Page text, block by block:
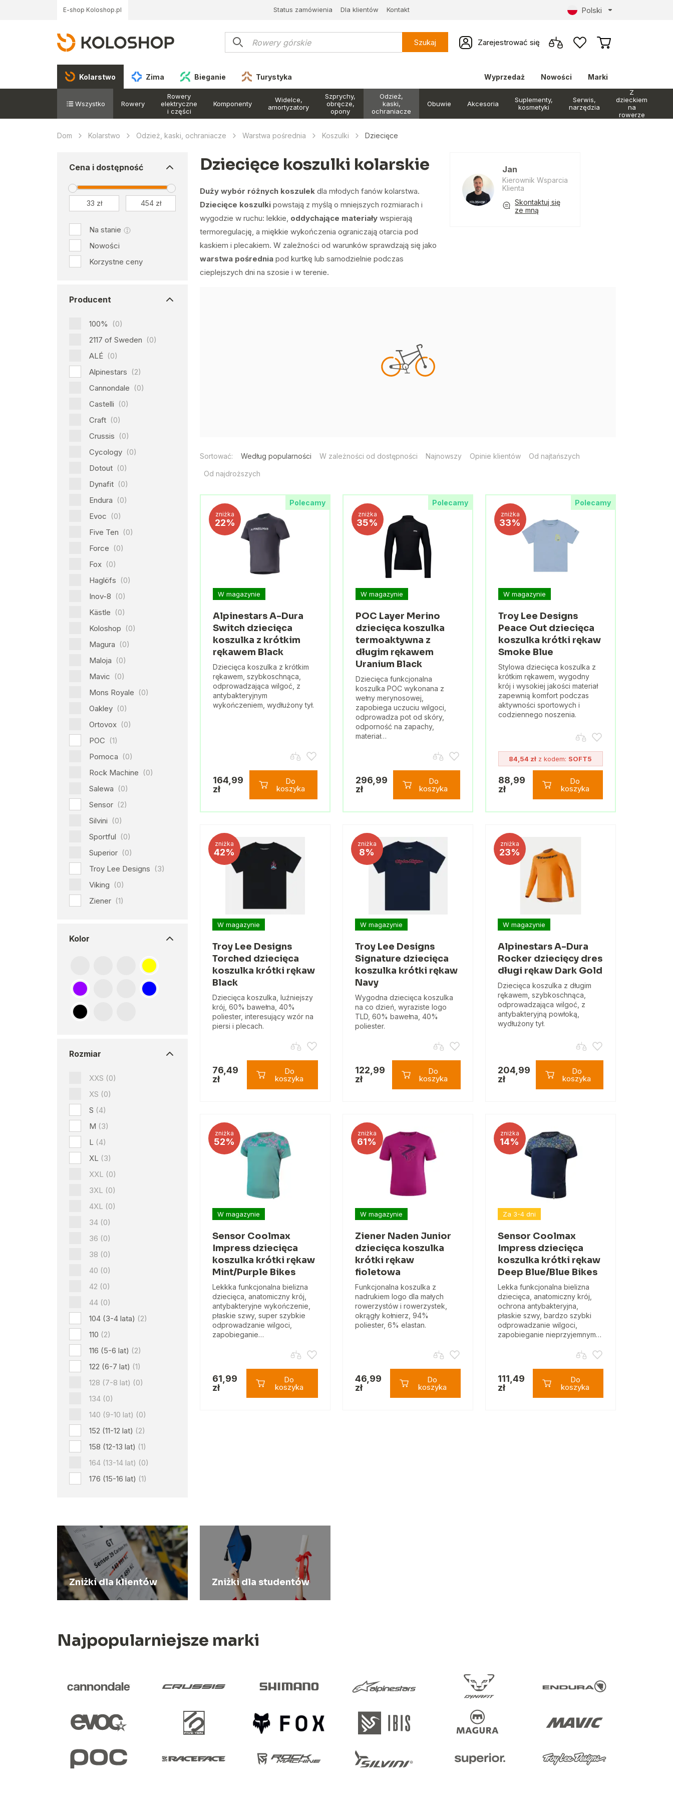
E-shop Koloshop.pl Status zamówienia Dla klientów Kontakt Polski
Szukaj Zarejestrować się
Kolarstwo Zima Bieganie Turystyka Wyprzedaż Nowości Marki
Wszystko Rowery
Rowery
elektryczne
i części
Komponenty
Widelce,
amortyzatory
Szprychy,
obręcze,
opony
Odzież,
kaski,
ochraniacze
Obuwie Akcesoria
Suplementy,
kosmetyki
Serwis,
narzędzia
Z
dzieckiem
na
rowerze
Dom Kolarstwo Odzież, kaski, ochraniacze Warstwa pośrednia Koszulki Dziecięce
Cena i dostępność
Na stanie
Nowości
Korzystne ceny
Producent
100%
(0)
2117 of Sweden (0)
ALÉ (0)
Alpinestars (2)
Cannondale (0)
Castelli (0)
Craft (0)
Crussis (0)
Cycology (0)
Dotout (0)
Dynafit (0)
Endura (0)
Evoc (0)
Five Ten (0)
Force (0)
Fox (0)
Haglöfs (0)
Inov-8 (0)
Kästle (0)
Koloshop (0)
Magura (0)
Maloja (0)
Mavic (0)
Mons Royale (0)
Oakley (0)
Ortovox (0)
POC (1)
Pomoca (0)
Rock Machine (0)
Salewa (0)
Sensor (2)
Silvini (0)
Sportful (0)
Superior (0)
Troy Lee Designs (3)
Viking (0)
Ziener (1)
Kolor
Rozmiar
XXS (0)
XS (0)
S (4)
M (3)
L (4)
XL (3)
XXL (0)
3XL (0)
4XL (0)
34 (0)
36 (0)
38 (0)
40 (0)
42 (0)
44 (0)
104 (3-4 lata) (2)
110 (2)
116 (5-6 lat) (2)
122 (6-7 lat) (1)
128 (7-8 lat) (0)
134 (0)
140 (9-10 lat) (0)
152 (11-12 lat) (2)
158 (12-13 lat) (1)
164 (13-14 lat) (0)
176 (15-16 lat) (1)
Dziecięce koszulki kolarskie
Duży wybór różnych koszulek dla młodych fanów kolarstwa.
Dziecięce koszulki powstają z myślą o mniejszych rozmiarach i
wygodzie w ruchu: lekkie, oddychające materiały wspierają
termoregulację, a miękkie wykończenia ograniczają otarcia pod
kaskiem i plecakiem. W zależności od warunków sprawdzają się jako
warstwa pośrednia pod kurtkę lub samodzielnie podczas
cieplejszych dni na szosie i w terenie.
Jan
Kierownik Wsparcia
Klienta
Skontaktuj się
ze mną
Sortować: Według popularności W zależności od dostępności Najnowszy Opinie klientów Od najtańszych
Od najdroższych
Polecamy
zniżka
22%
W magazynie
Alpinestars A-Dura
Switch dziecięca
koszulka z krótkim
rękawem Black
Dziecięca koszulka z krótkim
rękawem, szybkoschnąca,
odprowadzająca wilgoć, z
antybakteryjnym
wykończeniem, wydłużony tył.
164,99
zł
Do
koszyka
Polecamy
zniżka
35%
W magazynie
POC Layer Merino
dziecięca koszulka
termoaktywna z
długim rękawem
Uranium Black
Dziecięca funkcjonalna
koszulka POC wykonana z
wełny merynosowej,
zapobiega uczuciu wilgoci,
odprowadza pot od skóry,
odporność na zapachy,
materiał…
296,99
zł
Do
koszyka
Polecamy
zniżka
33%
W magazynie
Troy Lee Designs
Peace Out dziecięca
koszulka krótki rękaw
Smoke Blue
Stylowa dziecięca koszulka z
krótkim rękawem, wygodny
krój i wysokiej jakości materiał
zapewnią komfort podczas
aktywności sportowych i
codziennego noszenia.
84,54 zł z kodem: SOFT5
88,99
zł
Do
koszyka
zniżka
42%
W magazynie
Troy Lee Designs
Torched dziecięca
koszulka krótki rękaw
Black
Dziecięca koszulka, luźniejszy
krój, 60% bawełna, 40%
poliester, interesujący wzór na
piersi i plecach.
76,49
zł
Do
koszyka
zniżka
8%
W magazynie
Troy Lee Designs
Signature dziecięca
koszulka krótki rękaw
Navy
Wygodna dziecięca koszulka
na co dzień, wyraziste logo
TLD, 60% bawełna, 40%
poliester.
122,99
zł
Do
koszyka
zniżka
23%
W magazynie
Alpinestars A-Dura
Rocker dziecięcy dres
długi rękaw Dark Gold
Dziecięca koszulka z długim
rękawem, szybkoschnąca,
odprowadzająca wilgoć, z
antybakteryjną powłoką,
wydłużony tył.
204,99
zł
Do
koszyka
zniżka
52%
W magazynie
Sensor Coolmax
Impress dziecięca
koszulka krótki rękaw
Mint/Purple Bikes
Lekkka funkcjonalna bielizna
dziecięca, anatomiczny krój,
antybakteryjne wykończenie,
płaskie szwy, super szybkie
odprowadzanie wilgoci,
zapobieganie…
61,99
zł
Do
koszyka
zniżka
61%
W magazynie
Ziener Naden Junior
dziecięca koszulka
krótki rękaw
fioletowa
Funkcjonalna koszulka z
nadrukiem logo dla małych
rowerzystów i rowerzystek,
okrągły kołnierz, 94%
poliester, 6% elastan.
46,99
zł
Do
koszyka
zniżka
14%
Za 3-4 dni
Sensor Coolmax
Impress dziecięca
koszulka krótki rękaw
Deep Blue/Blue Bikes
Lekka funkcjonalna bielizna
dziecięca, anatomiczny krój,
ochrona antybakteryjna,
płaskie szwy, bardzo szybki
odprowadzanie wilgoci,
zapobieganie nieprzyjemnym…
111,49
zł
Do
koszyka
Zniżki dla klientów Zniżki dla studentów
Najpopularniejsze marki